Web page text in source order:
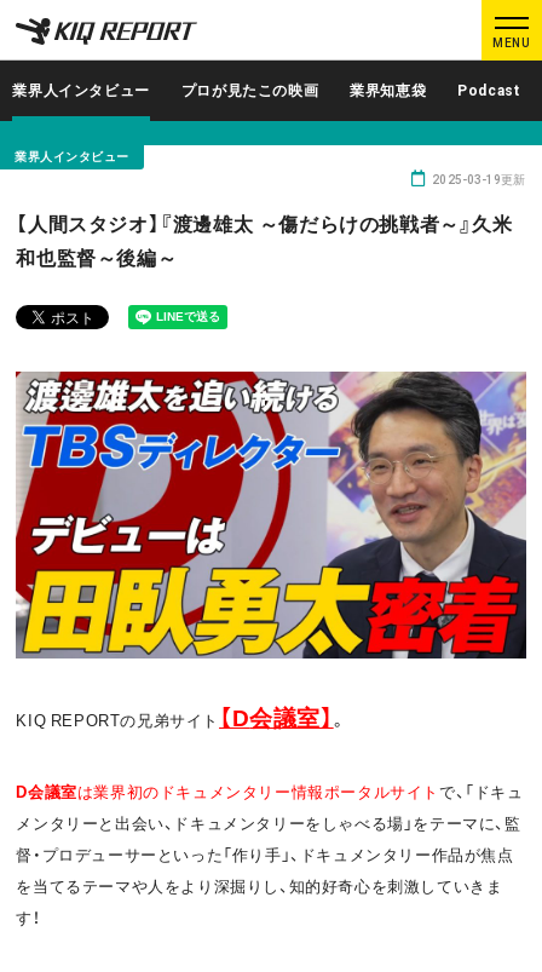
K
I
Q
R
P
R
T
MENU
K
I
Q
R
P
R
T
ログイン 新規登録
調査レポート
プロが見たこの映画 業界知恵袋
Podcast データでヒット予報
KIQ REPORTとは? 運営会社
お問い合わせ 利用規約
プライバシーポリシー 関連リンク
w
F
a
P
o
業界人インタビュー プロが見たこの映画 業界知恵袋 Podcast
業界人インタビュー
【人間スタジオ】『渡邊雄太 ～傷だらけの挑戦者～』久米
和也監督～後編～
2025-03-19更新
KIQ REPORTの兄弟サイト 【D会議室】 。
D会議室は業界初のドキュメンタリー情報ポータルサイトで、「ドキュ
メンタリーと出会い、ドキュメンタリーをしゃべる場」をテーマに、監
督・プロデューサーといった「作り手」、ドキュメンタリー作品が焦点
を当てるテーマや人をより深掘りし、知的好奇心を刺激していきま
す！